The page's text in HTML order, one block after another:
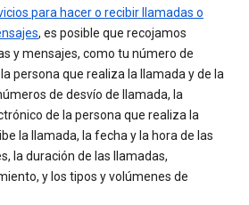
para hacer o recibir llamadas o
, es posible que recojamos
y mensajes, como tu número de
persona que realiza la llamada y de la
de desvío de llamada, la
de la persona que realiza la
la llamada, la fecha y la hora de las
la duración de las llamadas,
y los tipos y volúmenes de